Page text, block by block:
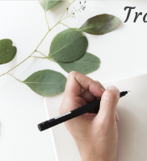
contenu